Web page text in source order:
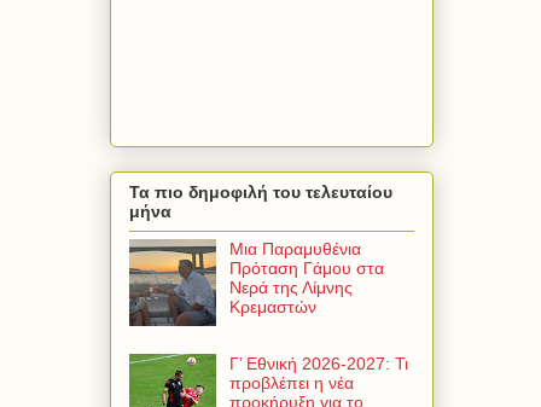
Τα πιο δημοφιλή του τελευταίου
μήνα
Μια Παραμυθένια
Πρόταση Γάμου στα
Νερά της Λίμνης
Κρεμαστών
Γ’ Εθνική 2026-2027: Τι
προβλέπει η νέα
προκήρυξη για το